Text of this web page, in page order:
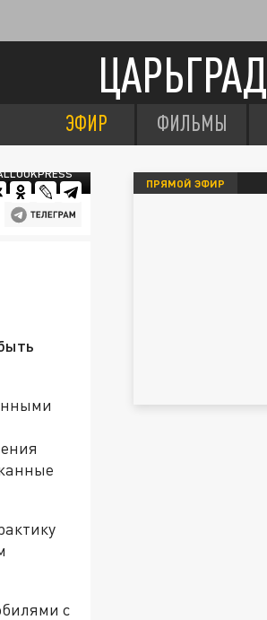
ЦАРЬГРАД
ЭФИР ФИЛЬМЫ
с
ПРЯМОЙ ЭФИР